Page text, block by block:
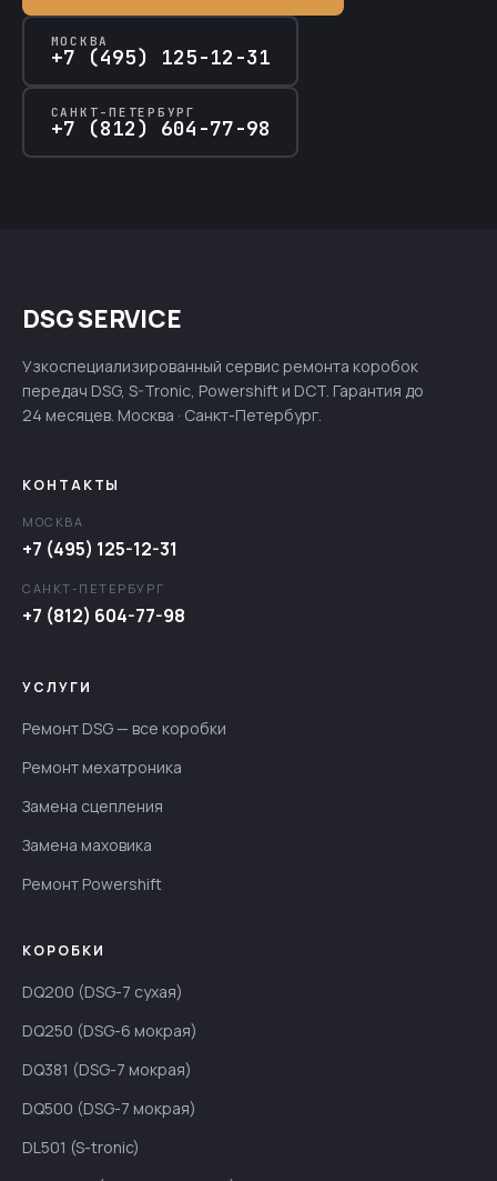
МОСКВА
+7 (495) 125-12-31
САНКТ-ПЕТЕРБУРГ
+7 (812) 604-77-98
DSG SERVICE
Узкоспециализированный сервис ремонта коробок
передач DSG, S-Tronic, Powershift и DCT. Гарантия до
24 месяцев. Москва · Санкт-Петербург.
КОНТАКТЫ
МОСКВА
+7 (495) 125-12-31
САНКТ-ПЕТЕРБУРГ
+7 (812) 604-77-98
УСЛУГИ
Ремонт DSG — все коробки
Ремонт мехатроника
Замена сцепления
Замена маховика
Ремонт Powershift
КОРОБКИ
DQ200 (DSG-7 сухая)
DQ250 (DSG-6 мокрая)
DQ381 (DSG-7 мокрая)
DQ500 (DSG-7 мокрая)
DL501 (S-tronic)